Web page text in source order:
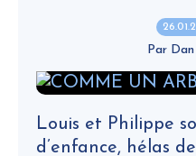
Par
Louis et Philippe
d’enfance, hélas